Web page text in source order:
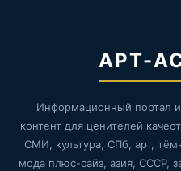
АРТ-
Информационный портал
контент для ценителей
СМИ, культура, СПб, арт,
мода плюс-сайз, азия, СССР,